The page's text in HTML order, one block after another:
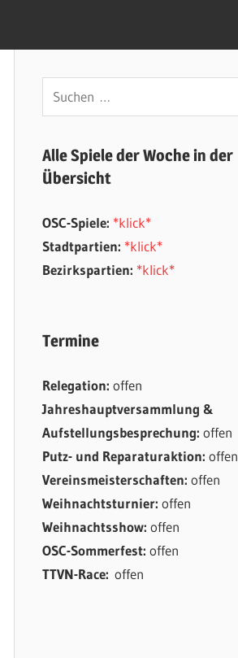
Suchen
nach:
Alle Spiele der Woche in der
Übersicht
OSC-Spiele: *klick*
Stadtpartien: *klick*
Bezirkspartien: *klick*
Termine
Relegation: offen
Jahreshauptversammlung &
Aufstellungsbesprechung: offen
Putz- und Reparaturaktion: offen
Vereinsmeisterschaften: offen
Weihnachtsturnier: offen
Weihnachtsshow: offen
OSC-Sommerfest: offen
TTVN-Race: offen